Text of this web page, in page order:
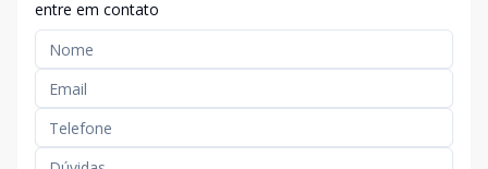
entre em contato